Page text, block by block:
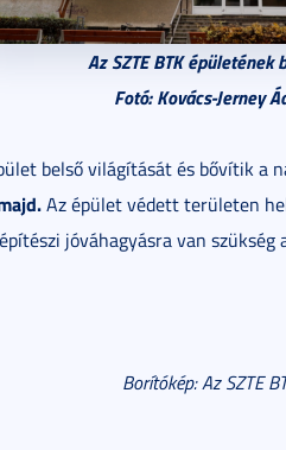
Az SZTE BTK épületének
Fotó: Kovács-Jerney
belső világítását és bővítik a
Az épület védett területen
jóváhagyásra van
Borítókép: Az SZTE